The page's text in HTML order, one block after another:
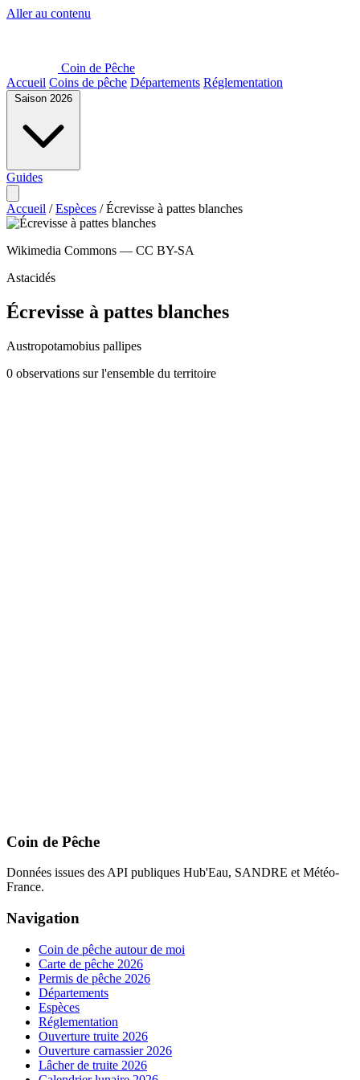
Aller au contenu
Coin de Pêche
Accueil Coins de pêche Départements Réglementation
Saison 2026
Guides
Accueil / Espèces / Écrevisse à pattes blanches
Wikimedia Commons — CC BY-SA
Astacidés
Écrevisse à pattes blanches
Austropotamobius pallipes
0 observations sur l'ensemble du territoire
Coin de Pêche
Données issues des API publiques Hub'Eau, SANDRE et Météo-
France.
Navigation
Coin de pêche autour de moi
Carte de pêche 2026
Permis de pêche 2026
Départements
Espèces
Réglementation
Ouverture truite 2026
Ouverture carnassier 2026
Lâcher de truite 2026